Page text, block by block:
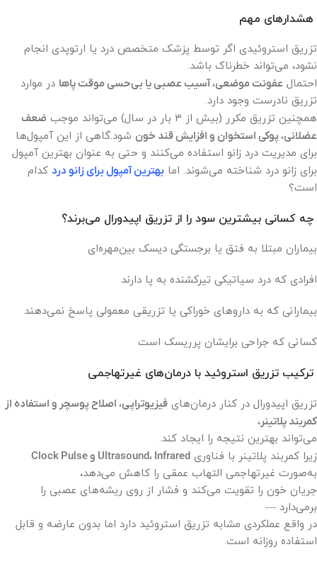
هشدارهای مهم
تزریق استروئیدی اگر توسط پزشک متخصص درد یا ارتوپدی انجام
نشود، می‌تواند خطرناک باشد.
احتمال عفونت موضعی، آسیب عصبی یا بی‌حسی موقت پاها در موارد
تزریق نادرست وجود دارد.
همچنین تزریق مکرر (بیش از ۳ بار در سال) می‌تواند موجب
ضعف
عضلانی، پوکی استخوان و افزایش قند خون شود.گاهی از این آمپول‌ها
برای مدیریت درد زانو استفاده می‌کنند و حتی به عنوان بهترین آمپول
برای زانو درد شناخته می‌شوند. اما بهترین آمپول برای زانو درد کدام
است؟
چه کسانی بیشترین سود را از تزریق اپیدورال می‌برند؟
بیماران مبتلا به فتق یا برجستگی دیسک بین‌مهره‌ای
افرادی که درد سیاتیکی تیرکشنده به پا دارند
بیمارانی که به داروهای خوراکی یا تزریقی معمولی پاسخ نمی‌دهند
کسانی که جراحی برایشان پرریسک است
ترکیب تزریق استروئید با درمان‌های غیرتهاجمی
تزریق اپیدورال در کنار درمان‌های فیزیوتراپی، اصلاح پوسچر و استفاده از
کمربند پلاتینر،
می‌تواند بهترین نتیجه را ایجاد کند.
زیرا کمربند پلاتینر با فناوری Ultrasound، Infrared و Clock Pulse
به‌صورت غیرتهاجمی التهاب عمقی را کاهش می‌دهد،
جریان خون را تقویت می‌کند و فشار از روی ریشه‌های عصبی را
برمی‌دارد —
در واقع عملکردی مشابه تزریق استروئید دارد اما بدون عارضه و قابل
استفاده روزانه است.